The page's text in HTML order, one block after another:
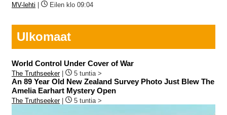
MV-lehti Eilen klo 09:04
Ulkomaat
World Control Under Cover of War
The Truthseeker| 5 tuntia >
An 89 Year Old New Zealand Survey Photo Just Blew The
Amelia Earhart Mystery Open
The Truthseeker| 5 tuntia >